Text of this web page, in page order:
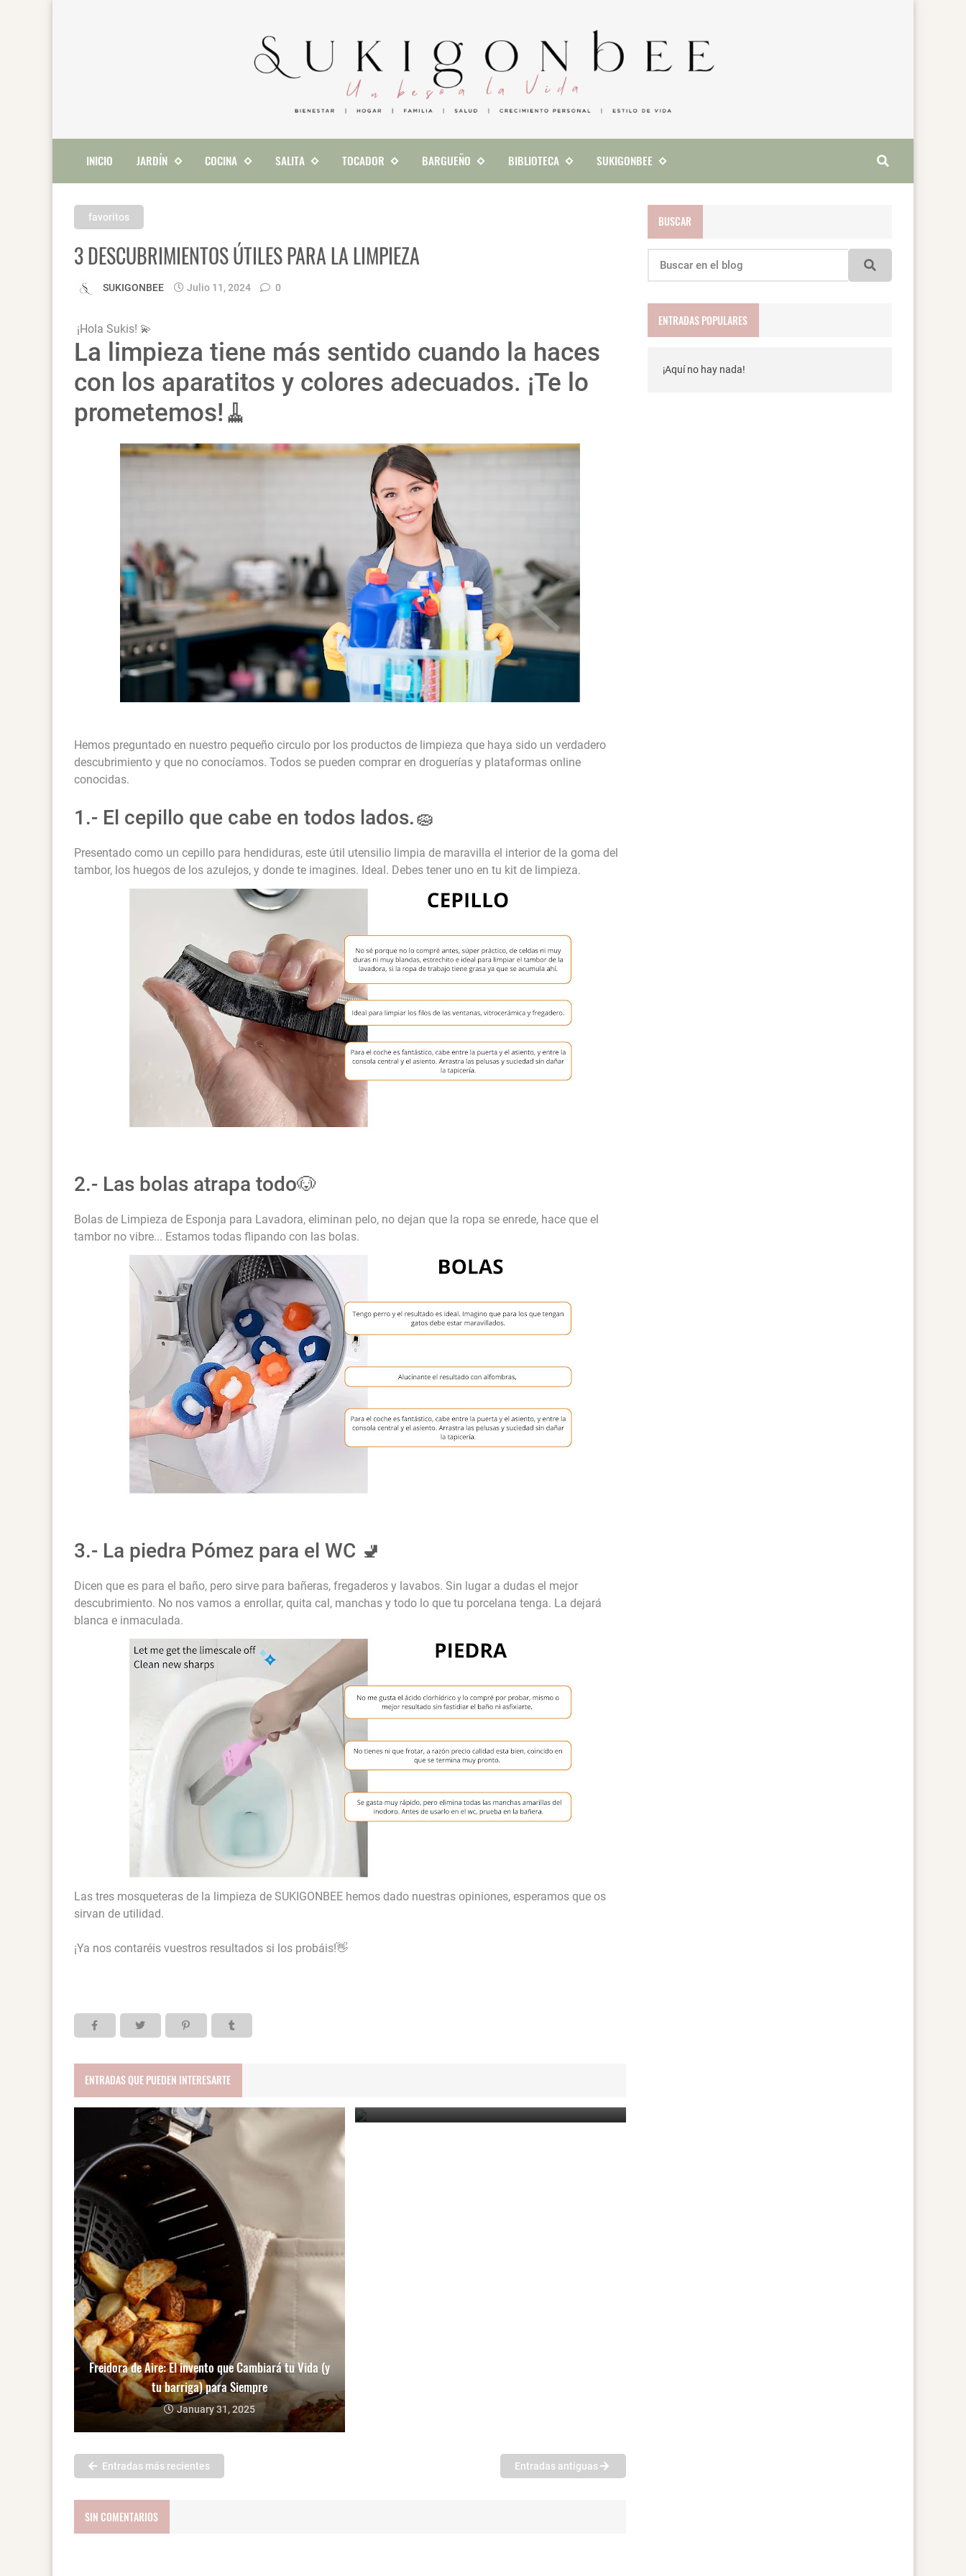
INICIO JARDÍN COCINA SALITA TOCADOR BARGUEÑO BIBLIOTECA SUKIGONBEE
favoritos
3 DESCUBRIMIENTOS ÚTILES PARA LA LIMPIEZA
SUKIGONBEE Julio 11, 2024 0
¡Hola Sukis! 💫
La limpieza tiene más sentido cuando la haces
con los aparatitos y colores adecuados. ¡Te lo
prometemos!🧹
Hemos preguntado en nuestro pequeño circulo por los productos de limpieza que haya sido un verdadero
descubrimiento y que no conocíamos. Todos se pueden comprar en droguerías y plataformas online
conocidas.
1.- El cepillo que cabe en todos lados.🧽
Presentado como un cepillo para hendiduras, este útil utensilio limpia de maravilla el interior de la goma del
tambor, los huegos de los azulejos, y donde te imagines. Ideal. Debes tener uno en tu kit de limpieza.
2.- Las bolas atrapa todo🐶
Bolas de Limpieza de Esponja para Lavadora, eliminan pelo, no dejan que la ropa se enrede, hace que el
tambor no vibre... Estamos todas flipando con las bolas.
3.- La piedra Pómez para el WC 🚽
Dicen que es para el baño, pero sirve para bañeras, fregaderos y lavabos. Sin lugar a dudas el mejor
descubrimiento. No nos vamos a enrollar, quita cal, manchas y todo lo que tu porcelana tenga. La dejará
blanca e inmaculada.
Las tres mosqueteras de la limpieza de SUKIGONBEE hemos dado nuestras opiniones, esperamos que os
sirvan de utilidad.
¡Ya nos contaréis vuestros resultados si los probáis!👋
ENTRADAS QUE PUEDEN INTERESARTE
Freidora de Aire: El invento que Cambiará tu Vida (y
tu barriga) para Siempre
January 31, 2025
Entradas más recientes Entradas antiguas
SIN COMENTARIOS
BUSCAR
ENTRADAS POPULARES
¡Aquí no hay nada!